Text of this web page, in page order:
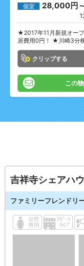
個室 28,000円
★2017年11月新規オー
居費用0円！ ★川崎3分
クリップ
この
吉祥寺シェアハ
ファミリーフレンドリ